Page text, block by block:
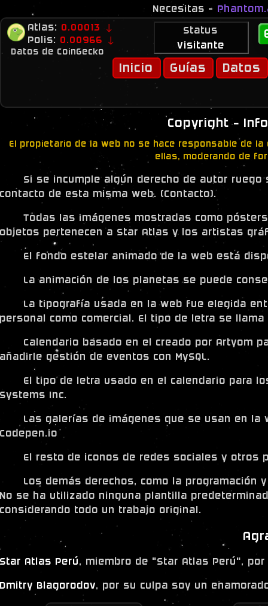
Necesitas -
Envía algo a -
Bit2me- Cambia tu dinero a criptos
Atlas: 0.00013 ↓
Polis: 0.00966 ↓
Datos de CoinGecko
Status
Visitante
Inicio Guías Datos
Copyright -
El propietario de la web no se hace responsable de
ellas, moderando de
Si se incumple algún derecho de autor
contacto de esta misma web. (Contacto).
Todas las imágenes mostradas como
objetos pertenecen a Star Atlas y los artistas
El fondo estelar animado de la web está
La animación de los planetas se puede
La tipografía usada en la web fue elegida
personal como comercial. El tipo de letra se
Calendario basado en el creado por Artyom
añadirle gestión de eventos con MySQL.
El tipo de letra usado en el calendario para
Systems Inc.
Las galerías de imágenes que se usan en la
Codepen.io
El resto de iconos de redes sociales y otros
Los demás derechos, como la
No se ha utilizado ninguna plantilla
considerando todo un trabajo original.
Star Atlas Perú, miembro de "Star Atlas Perú",
Dmitry Blagorodov, por su culpa soy un